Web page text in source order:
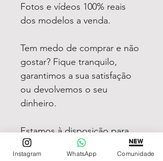
Fotos e vídeos 100% reais
dos modelos a venda.
Tem medo de comprar e não
gostar? Fique tranquilo,
garantimos a sua satisfação
ou devolvemos o seu
dinheiro.
Estamos à disposição para
dúvidas! Pergunte a vontade!
Instagram WhatsApp Comunidade